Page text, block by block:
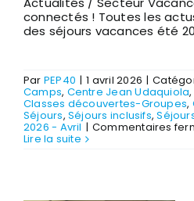
connectés ! Toutes les
des séjours vacances été
Par PEP40 | 1 avril 2026 |
Camps, Centre Jean Udaquiola,
Classes découvertes-Groupes,
Séjours,Séjours inclusifs,
2026 - Avril | Commentaires
Lire la suite